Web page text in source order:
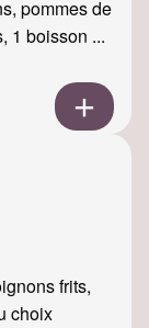
pommes de
1 boisson ...
frits,
choix